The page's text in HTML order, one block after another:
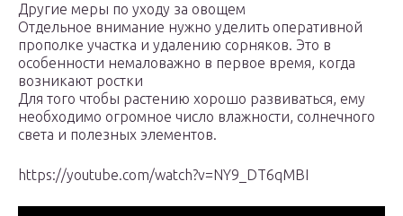
Другие меры по уходу за овощем
Отдельное внимание нужно уделить оперативной
прополке участка и удалению сорняков. Это в
особенности немаловажно в первое время, когда
возникают ростки
Для того чтобы растению хорошо развиваться, ему
необходимо огромное число влажности, солнечного
света и полезных элементов.
https://youtube.com/watch?v=NY9_DT6qMBI